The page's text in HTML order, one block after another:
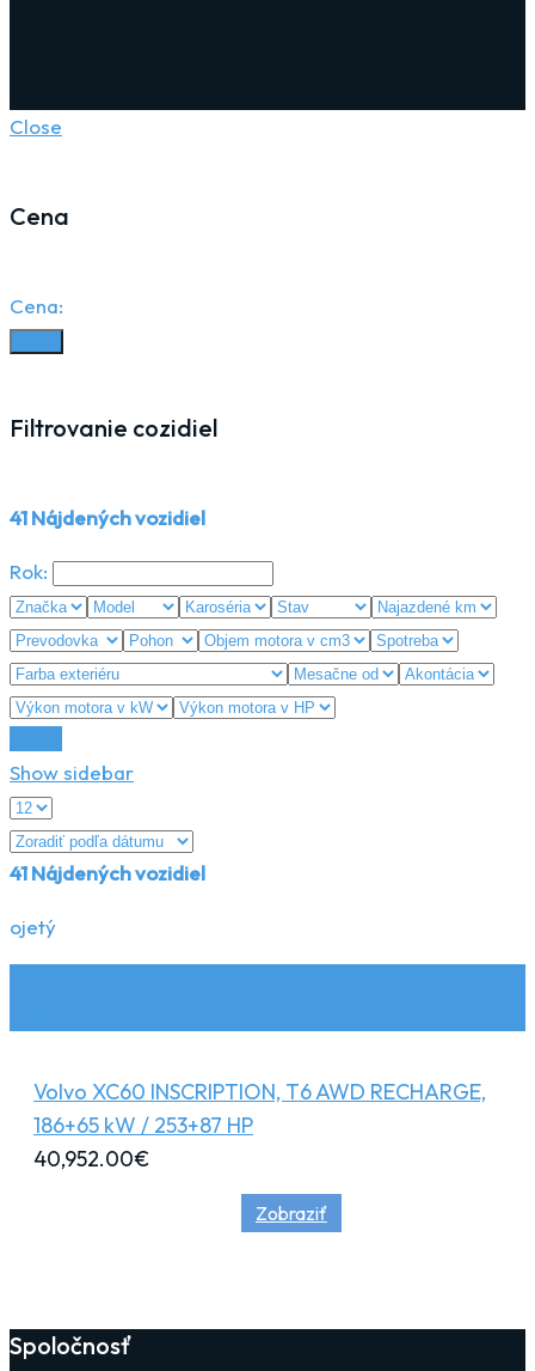
Close
Cena
Cena:
Filtrovanie cozidiel
41Nájdených vozidiel
Rok:
Show sidebar
41Nájdených vozidiel
ojetý
Volvo XC60 INSCRIPTION, T6 AWD RECHARGE,
186+65 kW / 253+87 HP
40,952.00€
Zobraziť
Spoločnosť